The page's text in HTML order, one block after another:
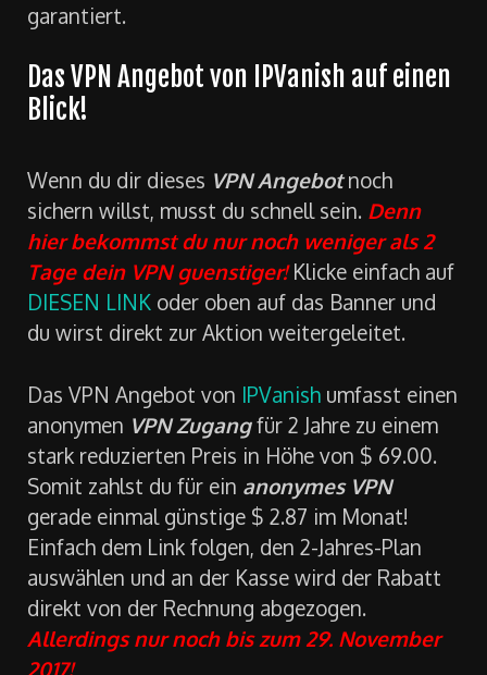
garantiert.
Das VPN Angebot von IPVanish auf einen
Blick!
Wenn du dir dieses VPN Angebotnoch
sichern willst, musst du schnell sein. Denn
hier bekommst du nur noch weniger als 2
Tage dein VPN guenstiger!Klicke einfach auf
DIESEN LINK oder oben auf das Banner und
du wirst direkt zur Aktion weitergeleitet.
Das VPN Angebot von IPVanish umfasst einen
anonymen VPN Zugangfür 2 Jahre zu einem
stark reduzierten Preis in Höhe von $ 69.00.
Somit zahlst du für ein anonymes VPN
gerade einmal günstige $ 2.87 im Monat!
Einfach dem Link folgen, den 2-Jahres-Plan
auswählen und an der Kasse wird der Rabatt
direkt von der Rechnung abgezogen.
Allerdings nur noch bis zum 29. November
2017!